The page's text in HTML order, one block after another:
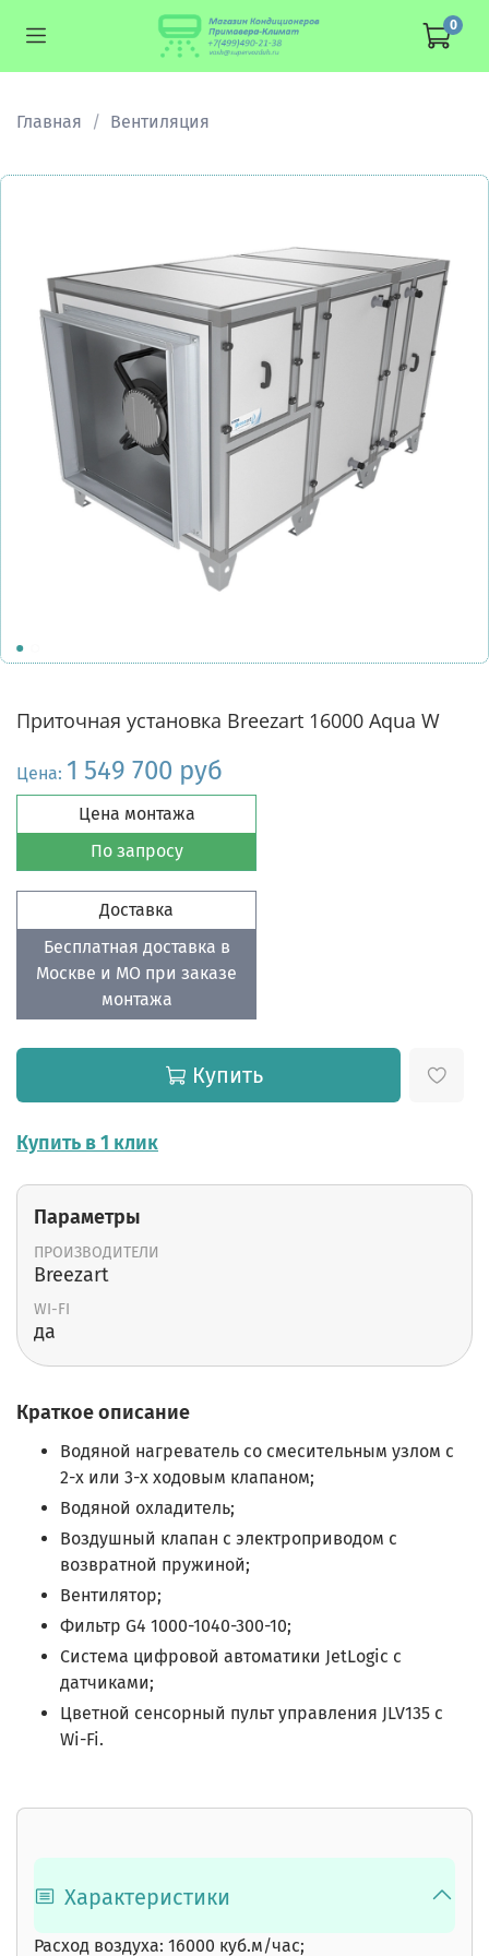
0
Главная Вентиляция
Приточная установка Breezart 16000 Aqua W
Цена: 1 549 700 руб
Цена монтажа
По запросу
Доставка
Бесплатная доставка в
Москве и МО при заказе
монтажа
Купить
Купить в 1 клик
Параметры
ПРОИЗВОДИТЕЛИ
Breezart
WI-FI
да
Краткое описание
Водяной нагреватель со смесительным узлом с
2-х или 3-х ходовым клапаном;
Водяной охладитель;
Воздушный клапан с электроприводом с
возвратной пружиной;
Вентилятор;
Фильтр G4 1000-1040-300-10;
Система цифровой автоматики JetLogic с
датчиками;
Цветной сенсорный пульт управления JLV135 c
Wi-Fi.
Характеристики
Расход воздуха: 16000 куб.м/час;